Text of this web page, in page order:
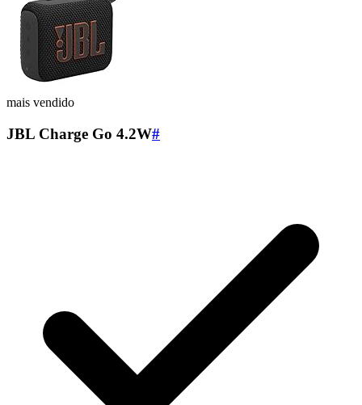
mais vendido
JBL Charge Go 4.2W#